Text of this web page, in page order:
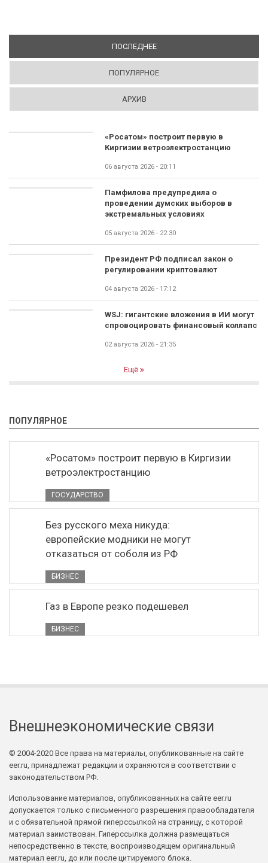
ПОСЛЕДНЕЕ(АКТИВНАЯ ВКЛАДКА)
ПОПУЛЯРНОЕ
АРХИВ
«Росатом» построит первую в
Киргизии ветроэлектростанцию
06 августа 2026 - 20:11
Памфилова предупредила о
проведении думских выборов в
экстремальных условиях
05 августа 2026 - 22:30
Президент РФ подписал закон о
регулировании криптовалют
04 августа 2026 - 17:12
WSJ: гигантские вложения в ИИ могут
спровоцировать финансовый коллапс
02 августа 2026 - 21:35
Ещё
ПОПУЛЯРНОЕ
«Росатом» построит первую в Киргизии
ветроэлектростанцию
ГОСУДАРСТВО
Без русского меха никуда:
европейские модники не могут
отказаться от соболя из РФ
БИЗНЕС
Газ в Европе резко подешевел
БИЗНЕС
Внешнеэкономические связи
© 2004-2020 Все права на материалы, опубликованные на сайте
eer.ru, принадлежат редакции и охраняются в соответствии с
законодательством РФ.
Использование материалов, опубликованных на сайте eer.ru
допускается только с письменного разрешения правообладателя
и с обязательной прямой гиперссылкой на страницу, с которой
материал заимствован. Гиперссылка должна размещаться
непосредственно в тексте, воспроизводящем оригинальный
материал eer.ru, до или после цитируемого блока.